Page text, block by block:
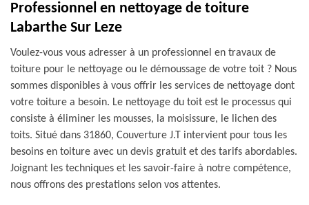
Professionnel en nettoyage de toiture
Labarthe Sur Leze
Voulez-vous vous adresser à un professionnel en travaux de
toiture pour le nettoyage ou le démoussage de votre toit ? Nous
sommes disponibles à vous offrir les services de nettoyage dont
votre toiture a besoin. Le nettoyage du toit est le processus qui
consiste à éliminer les mousses, la moisissure, le lichen des
toits. Situé dans 31860, Couverture J.T intervient pour tous les
besoins en toiture avec un devis gratuit et des tarifs abordables.
Joignant les techniques et les savoir-faire à notre compétence,
nous offrons des prestations selon vos attentes.